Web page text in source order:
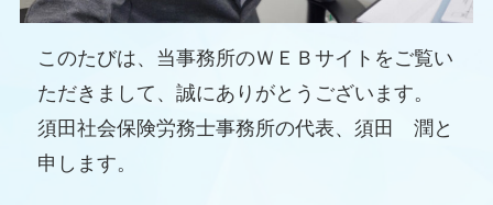
このたびは、当事務所のＷＥＢサイトをご覧い
ただきまして、誠にありがとうございます。
須田社会保険労務士事務所の代表、須田 潤と
申します。